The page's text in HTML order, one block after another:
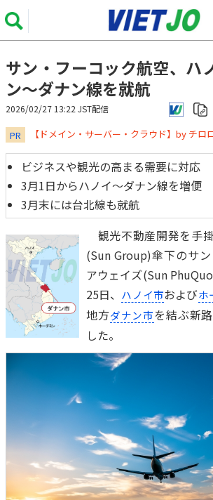
サン・フーコック航空、ハ
ン～ダナン線を就航
2026/02/27 13:22 JST配信
PR 【ドメイン・サーバー・クラウド】by チロ
ビジネスや観光の高まる需要に対応
3月1日からハノイ～ダナン線を増便
3月末には台北線も就航
観光不動産開発を手
(Sun Group)傘下のサ
アウェイズ(Sun
25日、 ハノイ市およびホ
地方ダナン市を結ぶ新
した。